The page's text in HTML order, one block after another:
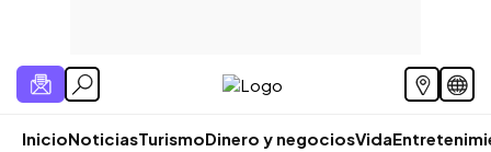
InicioNoticiasTurismoDinero y negociosVida